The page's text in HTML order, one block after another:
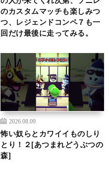
のカスタムマッチも楽しみつ
つ、レジェンドコンペ７も一
回だけ最後に走ってみる。
2026.08.09
怖い奴らとカワイイものしり
とり！２[あつまれどうぶつの
森]